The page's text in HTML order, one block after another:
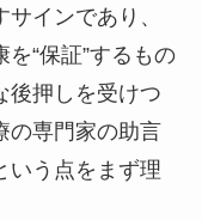
インであり、
“保証”するもの
後押しを受けつ
の専門家の助言
いう点をまず理